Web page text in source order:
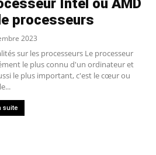
Intel ou AMD
processeurs
2023
sur les processeurs Le processeur
le plus connu d'un ordinateur et
le plus important, c'est le cœur ou
suite